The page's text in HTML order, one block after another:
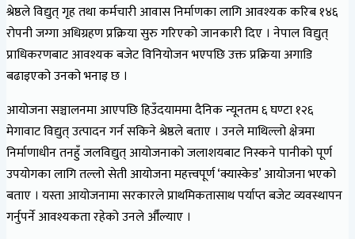
श्रेष्ठले विद्युत् गृह तथा कर्मचारी आवास निर्माणका लागि आवश्यक करिब १४६
रोपनी जग्गा अधिग्रहण प्रक्रिया सुरु गरिएको जानकारी दिए । नेपाल विद्युत्
प्राधिकरणबाट आवश्यक बजेट विनियोजन भएपछि उक्त प्रक्रिया अगाडि
बढाइएको उनको भनाइ छ ।
आयोजना सञ्चालनमा आएपछि हिउँदयाममा दैनिक न्यूनतम ६ घण्टा १२६
मेगावाट विद्युत् उत्पादन गर्न सकिने श्रेष्ठले बताए । उनले माथिल्लो क्षेत्रमा
निर्माणाधीन तनहुँ जलविद्युत् आयोजनाको जलाशयबाट निस्कने पानीको पूर्ण
उपयोगका लागि तल्लो सेती आयोजना महत्त्वपूर्ण ‘क्यास्केड’ आयोजना भएको
बताए । यस्ता आयोजनामा सरकारले प्राथमिकतासाथ पर्याप्त बजेट व्यवस्थापन
गर्नुपर्ने आवश्यकता रहेको उनले औँल्याए ।